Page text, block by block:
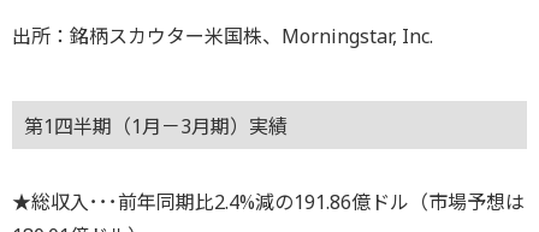
出所：銘柄スカウター米国株、Morningstar, Inc.
第1四半期（1月－3月期）実績
★総収入･･･前年同期比2.4%減の191.86億ドル（市場予想は